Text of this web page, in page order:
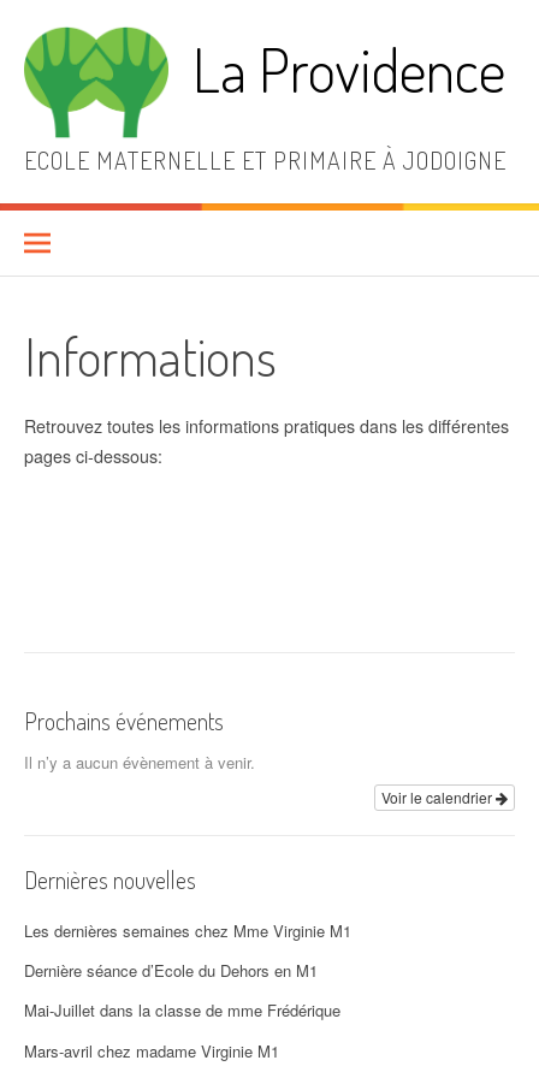
contenu
La Providence
ECOLE MATERNELLE ET PRIMAIRE À JODOIGNE
Informations
Retrouvez toutes les informations pratiques dans les différentes
pages ci-dessous:
Prochains événements
Il n’y a aucun évènement à venir.
Voir le calendrier
Dernières nouvelles
Les dernières semaines chez Mme Virginie M1
Dernière séance d’Ecole du Dehors en M1
Mai-Juillet dans la classe de mme Frédérique
Mars-avril chez madame Virginie M1